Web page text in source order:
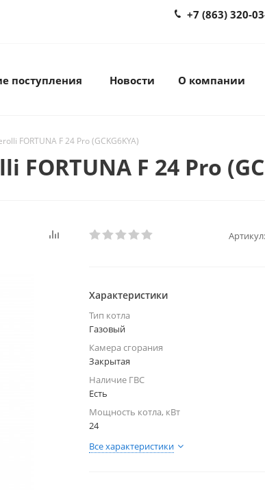
+7 (863) 320-
поступления Новости О компании
FORTUNA F 24 Pro (GCKG6KYA)
F 24 Pro
Артикул:
Характеристики
Тип котла
Газовый
Камера сгорания
Закрытая
Наличие ГВС
Есть
Мощность котла, кВт
24
Все характеристики